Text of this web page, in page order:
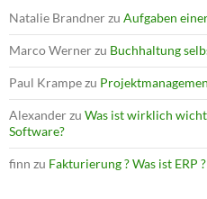
Natalie Brandnerzu Aufgaben
Marco Wernerzu Buchhaltung
Paul Krampezu
Alexanderzu Was ist wirklich
Software?
finn zu Fakturierung ? Was ist ERP ?